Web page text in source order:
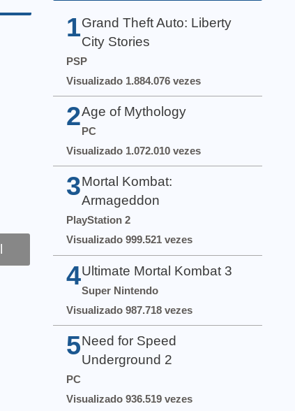
1 Grand Theft Auto: Liberty
City Stories
PSP
Visualizado 1.884.076 vezes
2Age of Mythology
PC
Visualizado 1.072.010 vezes
3 Mortal Kombat:
Armageddon
PlayStation 2
Visualizado 999.521 vezes
4 Ultimate Mortal Kombat 3
Super Nintendo
Visualizado 987.718 vezes
5 Need for Speed
Underground 2
PC
Visualizado 936.519 vezes